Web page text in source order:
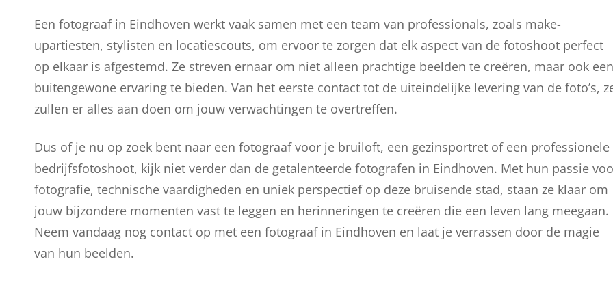
Een fotograaf in Eindhoven werkt vaak samen met een team van professionals, zoals make-
upartiesten, stylisten en locatiescouts, om ervoor te zorgen dat elk aspect van de fotoshoot perfect
op elkaar is afgestemd. Ze streven ernaar om niet alleen prachtige beelden te creëren, maar ook een
buitengewone ervaring te bieden. Van het eerste contact tot de uiteindelijke levering van de foto’s,
zullen er alles aan doen om jouw verwachtingen te overtreffen.
Dus of je nu op zoek bent naar een fotograaf voor je bruiloft, een gezinsportret of een professionele
bedrijfsfotoshoot, kijk niet verder dan de getalenteerde fotografen in Eindhoven. Met hun passie
fotografie, technische vaardigheden en uniek perspectief op deze bruisende stad, staan ze klaar om
jouw bijzondere momenten vast te leggen en herinneringen te creëren die een leven lang meegaan.
Neem vandaag nog contact op met een fotograaf in Eindhoven en laat je verrassen door de magie
van hun beelden.